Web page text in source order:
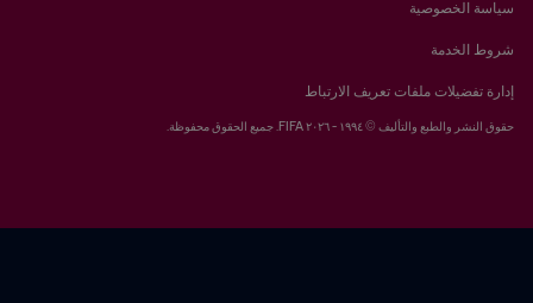
سياسة الخصوصية
شروط الخدمة
إدارة تفضيلات ملفات تعريف الارتباط
حقوق النشر والطبع والتأليف © ١٩٩٤ - ٢٠٢٦ FIFA. جميع الحقوق محفوظة.